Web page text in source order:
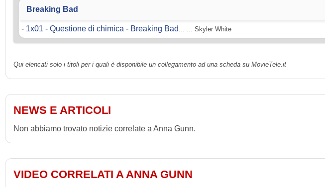
Breaking Bad
- 1x01 - Questione di chimica - Breaking Bad ... ... Skyler White
Qui elencati solo i titoli per i quali è disponibile un collegamento ad una scheda su MovieTele.it
NEWS E ARTICOLI
Non abbiamo trovato notizie correlate a Anna Gunn.
VIDEO CORRELATI A ANNA GUNN